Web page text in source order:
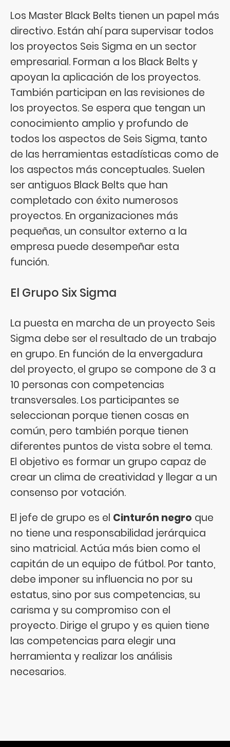
Los Master Black Belts tienen un papel más
directivo. Están ahí para supervisar todos
los proyectos Seis Sigma en un sector
empresarial. Forman a los Black Belts y
apoyan la aplicación de los proyectos.
También participan en las revisiones de
los proyectos. Se espera que tengan un
conocimiento amplio y profundo de
todos los aspectos de Seis Sigma, tanto
de las herramientas estadísticas como de
los aspectos más conceptuales. Suelen
ser antiguos Black Belts que han
completado con éxito numerosos
proyectos. En organizaciones más
pequeñas, un consultor externo a la
empresa puede desempeñar esta
función.
El Grupo Six Sigma
La puesta en marcha de un proyecto Seis
Sigma debe ser el resultado de un trabajo
en grupo. En función de la envergadura
del proyecto, el grupo se compone de 3 a
10 personas con competencias
transversales. Los participantes se
seleccionan porque tienen cosas en
común, pero también porque tienen
diferentes puntos de vista sobre el tema.
El objetivo es formar un grupo capaz de
crear un clima de creatividad y llegar a un
consenso por votación.
El jefe de grupo es el Cinturón negro que
no tiene una responsabilidad jerárquica
sino matricial. Actúa más bien como el
capitán de un equipo de fútbol. Por tanto,
debe imponer su influencia no por su
estatus, sino por sus competencias, su
carisma y su compromiso con el
proyecto. Dirige el grupo y es quien tiene
las competencias para elegir una
herramienta y realizar los análisis
necesarios.